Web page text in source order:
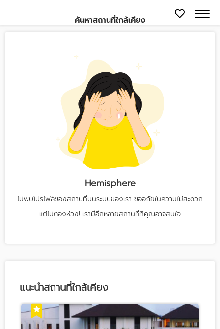
Hemisphere
ไม่พบโปรไฟล์ของสถานที่บนระบบของเรา ขออภัยในความไม่สะดวก
แต่ไม่ต้องห่วง! เรามีอีกหลายสถานที่ที่คุณอาจสนใจ
ค้นหาสถานที่ใกล้เคียง
แนะนำสถานที่ใกล้เคียง